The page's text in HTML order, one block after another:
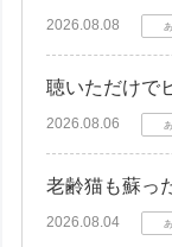
2026.08.08
聴いただけで
2026.08.06
老齢猫も蘇っ
2026.08.04